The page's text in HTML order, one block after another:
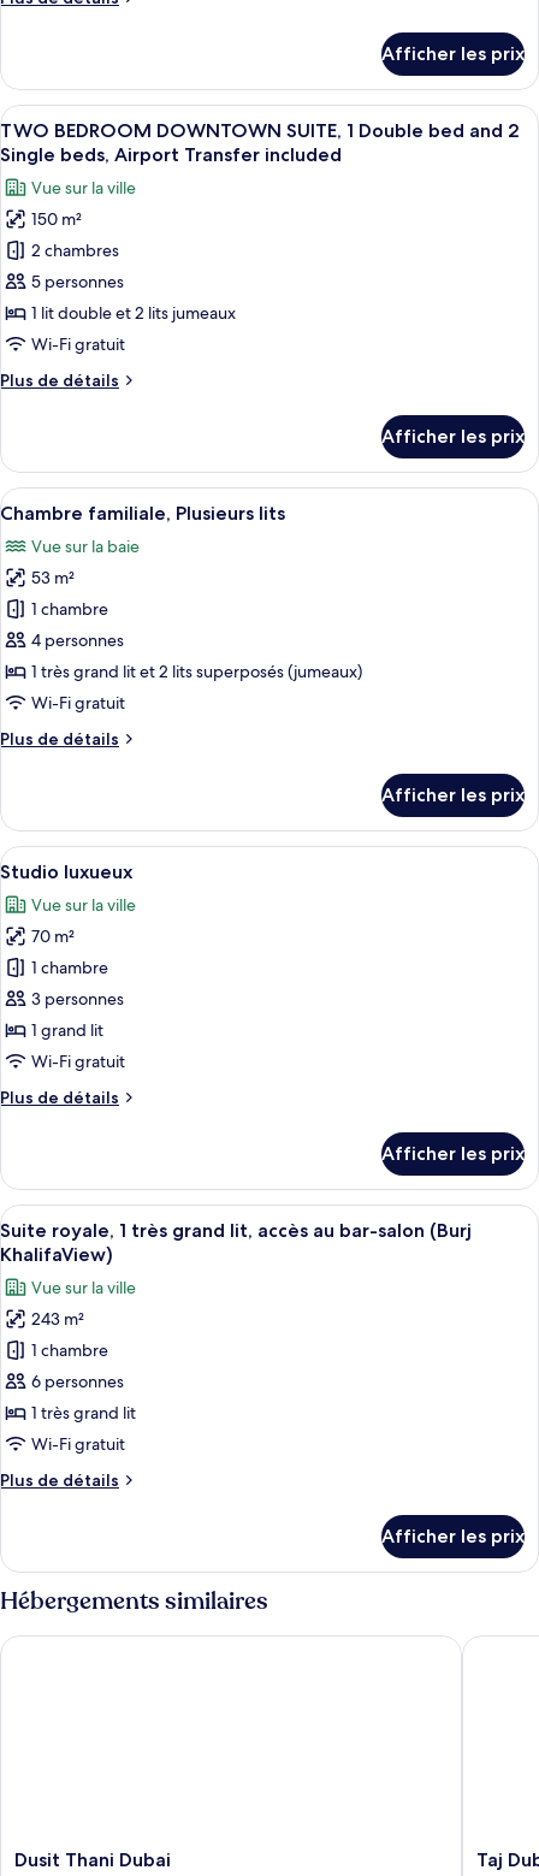
Chambre
très
grand
lit
(Coastline
View)
Chambre
luxueuse,
1
très
grand
lit
(Coastline
View)
Afficher les prix
Afficher
toutes
les
photos
pour
ce
type
de
chambre :
BEDROOM
Double
and
2
Single
beds,
Airport
Transfer
Une chambre d’hôtel moderne
10
TWO BEDROOM DOWNTOWN SUITE, 1 Double bed and 2
Single beds, Airport Transfer included
Vue sur la ville
150 m²
2 chambres
5 personnes
1 lit double et 2 lits jumeaux
Wi-Fi gratuit
Plus de détails
Plus
TWO
BEDROOM
DOWNTOWN
Double
bed
and
2
Single
beds,
Airport
included
Afficher les prix
Afficher
toutes
les
photos
pour
ce
type
de
chambre :
Chambre
lits
Un lit recouvert d’une couverture
9
Chambre familiale, Plusieurs lits
Vue sur la baie
53 m²
1 chambre
4 personnes
1 très grand lit et 2 lits superposés (jumeaux)
Wi-Fi gratuit
Plus de détails
Plus
Chambre
familiale,
Plusieurs
Afficher les prix
Afficher
toutes
les
photos
pour
ce
type
de
chambre :
Studio
Une chambre d’hôtel avec un lit,
16
Studio luxueux
Vue sur la ville
70 m²
1 chambre
3 personnes
1 grand lit
Wi-Fi gratuit
Plus de détails
Plus
Studio
luxueux
Afficher les prix
Afficher
toutes
les
photos
pour
ce
type
de
chambre :
royale,
grand
lit,
accès
au
Une chambre d’hôtel moderne
8
Suite royale, 1 très grand lit, accès au bar-salon (Burj
KhalifaView)
Vue sur la ville
243 m²
1 chambre
6 personnes
1 très grand lit
Wi-Fi gratuit
Plus de détails
Plus
Suite
royale,
1
grand
Afficher les prix
Hébergements similaires
Dusit
Dusit Thani Dubai
Dusit Thani Dubai
Taj
Taj
Taj Dubai